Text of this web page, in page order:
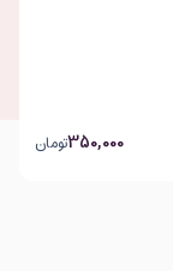
350,000تومان